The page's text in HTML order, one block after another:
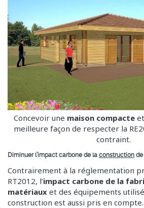
Concevoir une maison compacte
meilleure façon de respecter la
contraint.
Diminuer l’impact carbone de la construction
Contrairement à la réglementation
RT2012, l’impact carbone de la
matériaux et des équipements
construction est aussi pris en compte.